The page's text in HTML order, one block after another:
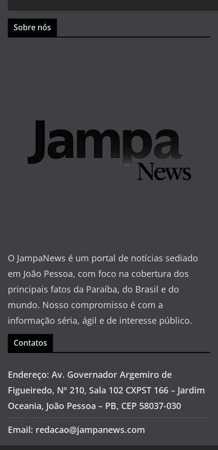
Sobre nós
O JampaNews é um portal de notícias sediado
em João Pessoa, com foco na cobertura dos
principais fatos da Paraíba, do Brasil e do
mundo. Nosso compromisso é com a
informação séria, ágil e de interesse público.
Contatos
Endereço: Av. Governador Argemiro de
Figueiredo, Nº 210, Sala 102 CXPST 166 – Jardim
Oceania, João Pessoa – PB, CEP 58037-030
Email: redacao@jampanews.com